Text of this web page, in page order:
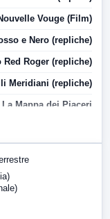
Vouge (Film)
e Nero (repliche)
Red Roger (repliche)
Meridiani (repliche)
La Mappa dei Piaceri